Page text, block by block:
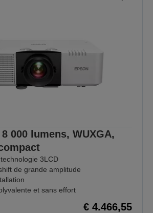
000 lumens, WUXGA,
3LCD
de grande amplitude
et sans effort
€ 4.466,55